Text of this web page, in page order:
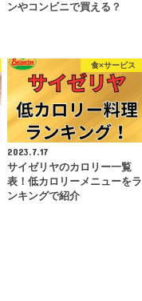
ンやコンビニで買える？
食×サービス
2023.7.17
サイゼリヤのカロリー一覧
表！低カロリーメニューをラ
ンキングで紹介